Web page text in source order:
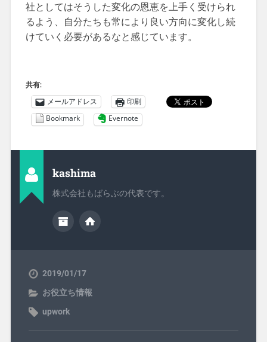
社としてはそうした変化の恩恵を上手く受けられ
るよう、自分たちも常により良い方向に変化し続
けていく必要があるなと感じています。
共有:
メールアドレス
印刷
Bookmark
Evernote
kashima
株式会社もばらぶの代表です。
2019/01/17
お役立ち情報
upwork